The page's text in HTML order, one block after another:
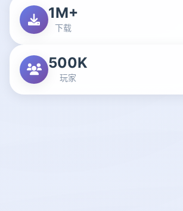
1M+
下载
500K
玩家